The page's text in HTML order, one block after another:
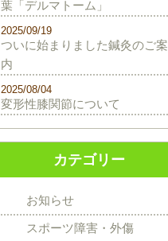
葉「デルマトーム」
ついに始まりました鍼灸のご案
内
2025/09/19
変形性膝関節について
2025/08/04
カテゴリー
お知らせ
スポーツ障害・外傷